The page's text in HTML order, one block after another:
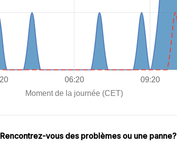
Rencontrez-vous des problèmes ou une panne?